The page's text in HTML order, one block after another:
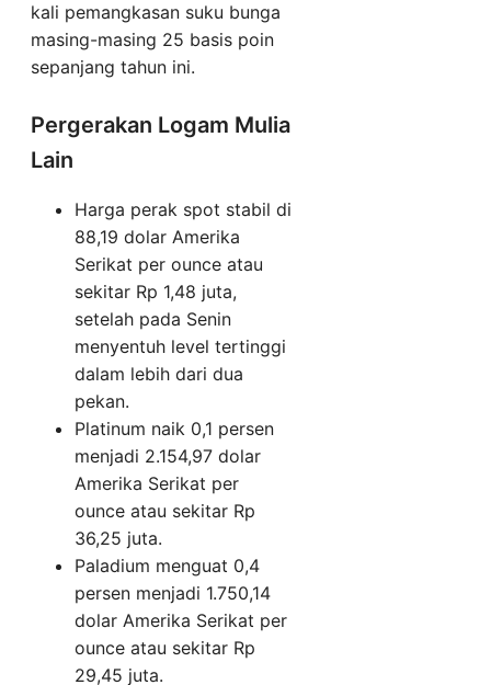
kali pemangkasan suku bunga
masing-masing 25 basis poin
sepanjang tahun ini.
Pergerakan Logam Mulia
Lain
Harga perak spot stabil di
88,19 dolar Amerika
Serikat per ounce atau
sekitar Rp 1,48 juta,
setelah pada Senin
menyentuh level tertinggi
dalam lebih dari dua
pekan.
Platinum naik 0,1 persen
menjadi 2.154,97 dolar
Amerika Serikat per
ounce atau sekitar Rp
36,25 juta.
Paladium menguat 0,4
persen menjadi 1.750,14
dolar Amerika Serikat per
ounce atau sekitar Rp
29,45 juta.